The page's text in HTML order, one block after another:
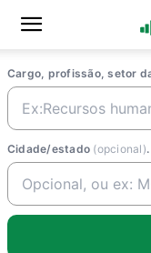
Cargo, profissão, setor
Cidade/estado (opcional)